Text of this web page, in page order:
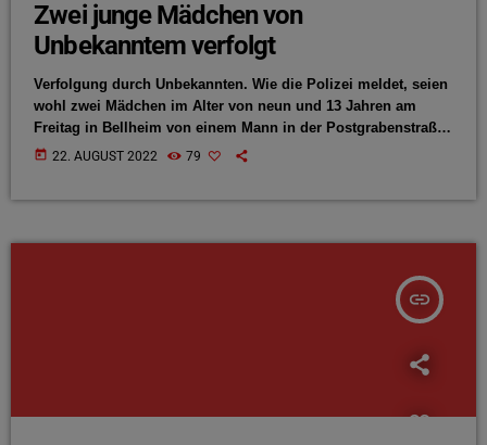
Zwei junge Mädchen von
Unbekanntem verfolgt
Verfolgung durch Unbekannten. Wie die Polizei meldet, seien
wohl zwei Mädchen im Alter von neun und 13 Jahren am
Freitag in Bellheim von einem Mann in der Postgrabenstraße
verfolgt worden. Das habe die Mutter eines der Mädchen
today 22. AUGUST 2022 79
insert_link